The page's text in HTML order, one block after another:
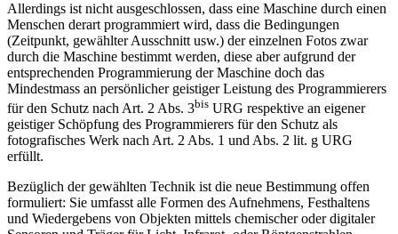
Allerdings ist nicht ausgeschlossen, dass eine Maschine durch einen
Menschen derart programmiert wird, dass die Bedingungen
(Zeitpunkt, gewählter Ausschnitt usw.) der einzelnen Fotos zwar
durch die Maschine bestimmt werden, diese aber aufgrund der
entsprechenden Programmierung der Maschine doch das
Mindestmass an persönlicher geistiger Leistung des Programmierers
für den Schutz nach Art. 2 Abs. 3bis URG respektive an eigener
geistiger Schöpfung des Programmierers für den Schutz als
fotografisches Werk nach Art. 2 Abs. 1 und Abs. 2 lit. g URG
erfüllt.
Bezüglich der gewählten Technik ist die neue Bestimmung offen
formuliert: Sie umfasst alle Formen des Aufnehmens, Festhaltens
und Wiedergebens von Objekten mittels chemischer oder digitaler